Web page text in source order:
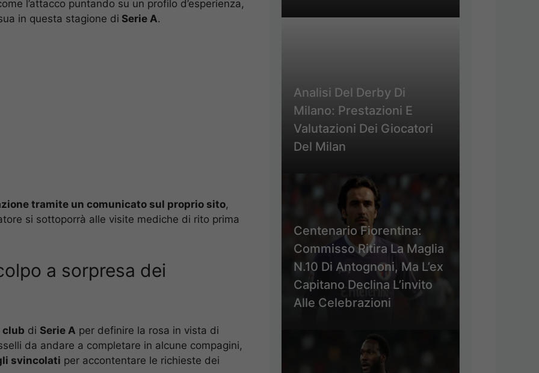
l’attacco puntando su un profilo d’esperienza,
in questa stagione di Serie A.
tramite un comunicato sul proprio sito,
si sottoporrà alle visite mediche di rito prima
a sorpresa dei
club di Serie A per definire la rosa in vista di
da andare a completare in alcune compagini,
svincolati per accontentare le richieste dei
Analisi Del Derby Di
Milano: Prestazioni E
Valutazioni Dei Giocatori
Del Milan
Centenario Fiorentina:
Commisso Ritira La Maglia
N.10 Di Antognoni, Ma L’ex
Capitano Declina L’invito
Alle Celebrazioni